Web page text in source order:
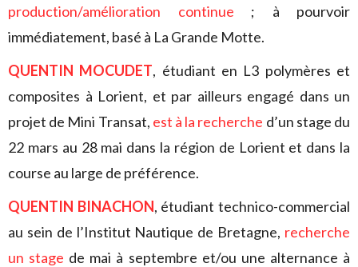
production/amélioration continue ; à pourvoir
immédiatement, basé à La Grande Motte.
QUENTIN MOCUDET, étudiant en L3 polymères et
composites à Lorient, et par ailleurs engagé dans un
projet de Mini Transat, est à la recherche d’un stage du
22 mars au 28 mai dans la région de Lorient et dans la
course au large de préférence.
QUENTIN BINACHON, étudiant technico-commercial
au sein de l’Institut Nautique de Bretagne, recherche
un stage de mai à septembre et/ou une alternance à